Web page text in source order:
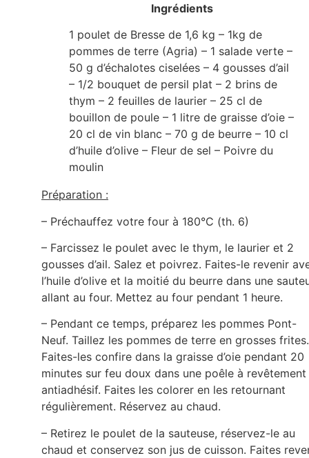
Ingrédients
1 poulet de Bresse de 1,6 kg – 1kg de
pommes de terre (Agria) – 1 salade verte –
50 g d’échalotes ciselées – 4 gousses d’ail
– 1/2 bouquet de persil plat – 2 brins de
thym – 2 feuilles de laurier – 25 cl de
bouillon de poule – 1 litre de graisse d’oie –
20 cl de vin blanc – 70 g de beurre – 10 cl
d’huile d’olive – Fleur de sel – Poivre du
moulin
Préparation :
– Préchauffez votre four à 180°C (th. 6)
– Farcissez le poulet avec le thym, le laurier et 2
gousses d’ail. Salez et poivrez. Faites-le revenir
l’huile d’olive et la moitié du beurre dans une
allant au four. Mettez au four pendant 1 heure.
– Pendant ce temps, préparez les pommes Pont-
Neuf. Taillez les pommes de terre en grosses frites.
Faites-les confire dans la graisse d’oie pendant 20
minutes sur feu doux dans une poêle à revêtement
antiadhésif. Faites les colorer en les retournant
régulièrement. Réservez au chaud.
– Retirez le poulet de la sauteuse, réservez-le au
chaud et conservez son jus de cuisson. Faites